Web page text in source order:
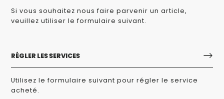
Si vous souhaitez nous faire parvenir un article,
veuillez utiliser le formulaire suivant.
RÉGLER LES SERVICES
Utilisez le formulaire suivant pour régler le service
acheté.